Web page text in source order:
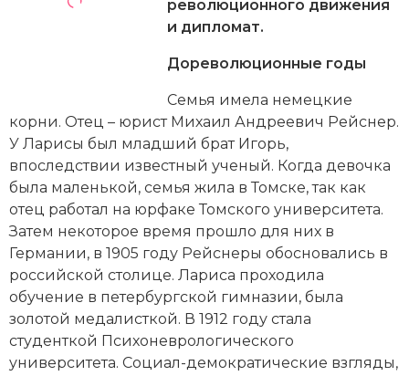
Генеалогия, геральдика
Империи
Историческая география и топонимика
История материальной и духовной культуры
История международных отношений
История, философия, теория и методология
исторического знания
Итория международных отношений
революционного движения
и дипломат.
Дореволюционные годы
Семья имела немецкие
корни. Отец – юрист Михаил Андреевич Рейснер.
У Ларисы был младший брат Игорь,
впоследствии известный ученый. Когда девочка
была маленькой, семья жила в Томске, так как
отец работал на юрфаке Томского университета.
Затем некоторое время прошло для них в
Германии, в 1905 году Рейснеры обосновались в
российской столице. Лариса проходила
обучение в петербургской гимназии, была
золотой медалисткой. В 1912 году стала
студенткой Психоневрологического
университета. Социал-демократические взгляды,